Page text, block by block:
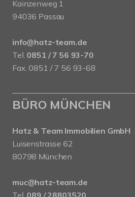
Kainzenweg 1
94036 Passau
info@hatz-team.de
Tel. 0851 / 7 56 93-70
Fax. 0851 / 7 56 93-68
BÜRO MÜNCHEN
Hatz & Team Immobilien GmbH
Luisenstrasse 62
80798 München
muc@hatz-team.de
Tel. 089 / 28803520